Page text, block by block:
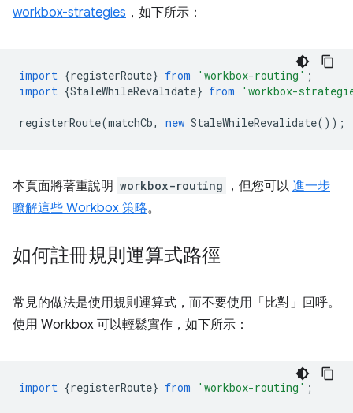
workbox-strategies ，如下所示：
import {registerRoute} from 'workbox-routing' ;
import {StaleWhileRevalidate} from 'workbox-
registerRoute(matchCb, new StaleWhileRevalidate());
本頁面將著重說明 workbox-routing ，但您可以 進一步
瞭解這些 Workbox 策略。
如何註冊規則運算式路徑
常見的做法是使用規則運算式，而不要使用「比對」回呼。
使用 Workbox 可以輕鬆實作，如下所示：
import {registerRoute} from 'workbox-routing' ;